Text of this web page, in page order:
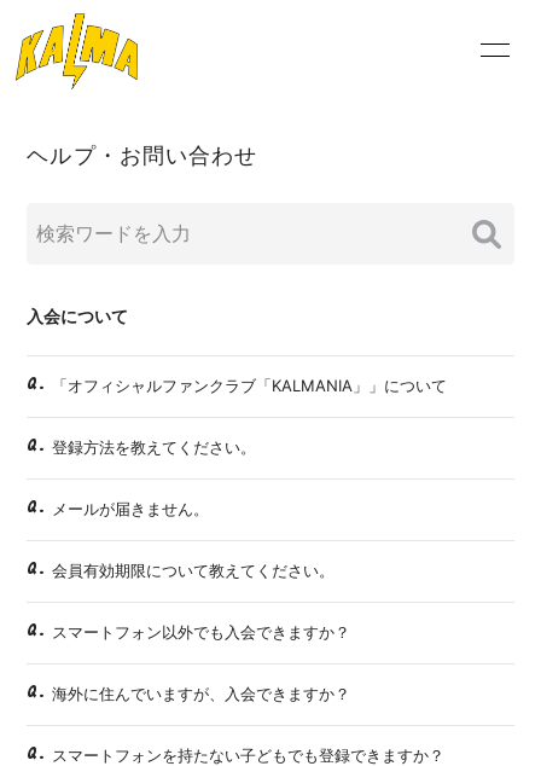
S
ヘルプ・お問い合わせ
入会について
Q. 「オフィシャルファンクラブ「KALMANIA」」について
Q. 登録方法を教えてください。
Q. メールが届きません。
Q. 会員有効期限について教えてください。
Q. スマートフォン以外でも入会できますか？
Q. 海外に住んでいますが、入会できますか？
Q. スマートフォンを持たない子どもでも登録できますか？